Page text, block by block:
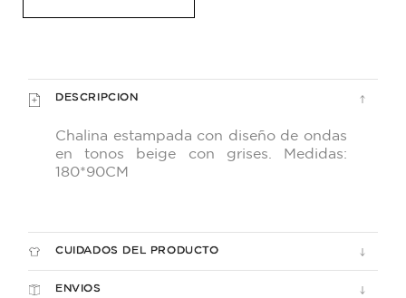
DESCRIPCION
Chalina estampada con diseño de ondas
en tonos beige con grises. Medidas:
180*90CM
CUIDADOS DEL PRODUCTO
ENVIOS